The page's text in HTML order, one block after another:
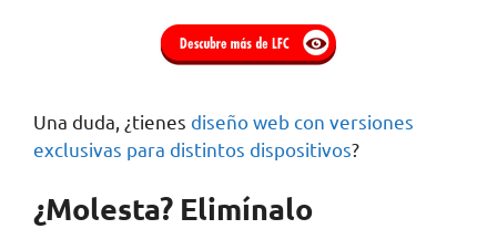
Una duda, ¿tienes diseño web con versiones
exclusivas para distintos dispositivos?
¿Molesta? Elimínalo